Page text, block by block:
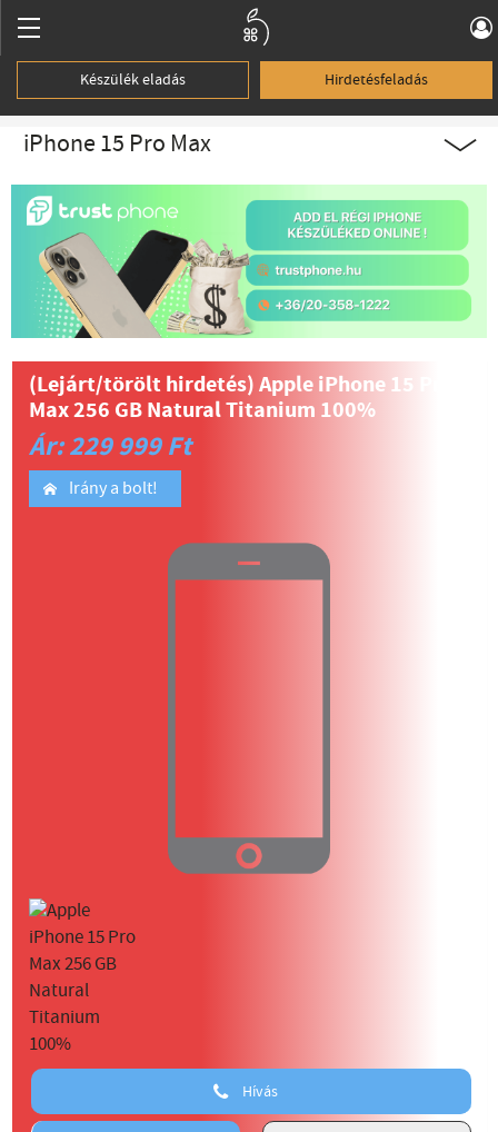
Készülék eladás Hirdetésfeladás
iPhone 15 Pro Max
(Lejárt/törölt hirdetés)Apple iPhone 15 Pro
Max 256 GB Natural Titanium 100%
Ár: 229 999 Ft
Irány a bolt!
Hívás